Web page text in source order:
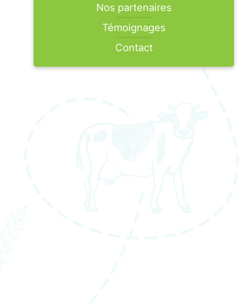
Nos partenaires
Témoignages
Contact